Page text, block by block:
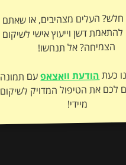
העלים מצהיבים, או שאתם
להתאמת דשן וייעוץ אישי לשיקום
הצמיחה? אל תנחשו!
כעתהודעת וואצאפעם תמונה
– ונתאים לכם את הטיפול המדויק לשיקום
מיידי!